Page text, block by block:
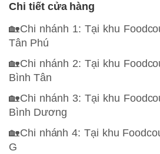
Chi tiết cửa hàng
🏡Chi nhánh 1: Tại khu
Tân Phú
🏡Chi nhánh 2: Tại khu
Bình Tân
🏡Chi nhánh 3: Tại khu
Bình Dương
🏡Chi nhánh 4: Tại khu
G